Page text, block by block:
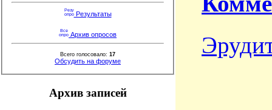
Результаты
Архив опросов
Всего голосовало: 17
Обсудить на форуме
Архив записей